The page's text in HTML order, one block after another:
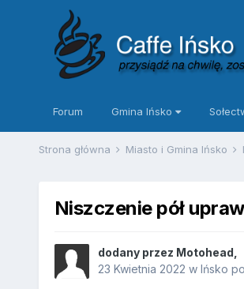
Forum Gmina Ińsko
Strona główna Miasto i Gmina Ińsko
Niszczenie pół
dodany przez Motohead
23 Kwietnia 2022 w Ińsko